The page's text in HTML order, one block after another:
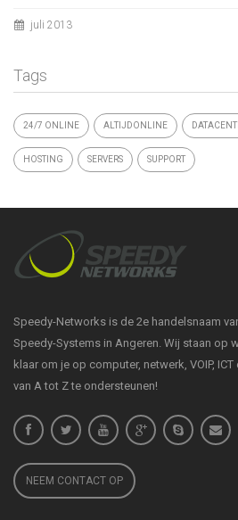
juli 2013
Tags
24/7 ONLINE ALTIJDONLINE
HOSTING SERVERS SUPPORT
Speedy-Networks is de 2e handelsnaam
Speedy-Systems in Angeren. Wij staan op
klaar om je op computer, netwerk, VOIP,
van A tot Z te ondersteunen!
NEEM CONTACT OP